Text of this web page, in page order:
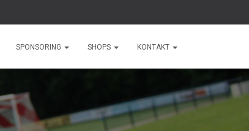
SPONSORING SHOPS KONTAKT